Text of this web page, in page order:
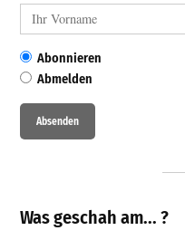
Abonnieren
Abmelden
Was geschah am... ?